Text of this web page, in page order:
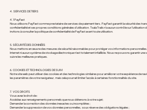
4. SERVICES DE TIERS
4.1 PayFast
Nous utilisons PayFast comme prestataire de services de paiement tiers. PayFast garantit la sécurité des
confidentialité et ses propres conditions générales d'utilisation. Tsala Trails n'a aucun contrôle sur l'utilisation
invitons à consulter la politique de confidentialité de PayFast avant toute utilisation.
5. SÉCURITÉ DES DONNÉES
Nous mettons en œuvre des mesures de sécurité raisonnables pour protéger vos informations
Internet ni aucun système de stockage électronique n'est totalement infaillible. Nous ne pouvons garantir
suivre les meilleures pratiques.
6. COOKIES ET TECHNOLOGIES DE SUIVI
Notre site web peut utiliser des cookies et des technologies similaires pour améliorer votre expérience de
les paramètres de votre navigateur, mais cela pourrait limiter l'accès à certaines fonctionnalités du site.
7. VOS DROITS
Vous avez le droit de :
Accédez aux renseignements personnels que nous détenons à votre sujet;
Demander la correction des données inexactes ou incomplètes ;
Demander la suppression de vos données personnelles, sous réserve des obligations légales ;